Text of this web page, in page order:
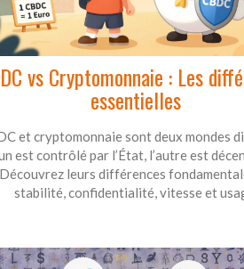
vs Cryptomonnaie : Les
essentielles
et cryptomonnaie sont deux mondes
est contrôlé par l’État, l’autre est
Découvrez leurs différences
stabilité, confidentialité, vitesse et